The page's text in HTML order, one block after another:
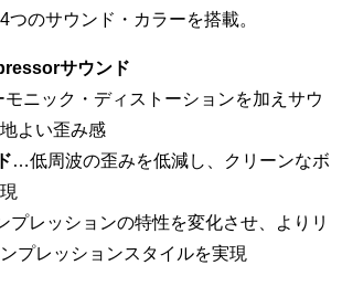
のサウンド・カラーを搭載。
サウンド
ニック・ディストーションを加えサウ
よい歪み感
…低周波の歪みを低減し、クリーンなボ
プレッションの特性を変化させ、よりリ
プレッションスタイルを実現